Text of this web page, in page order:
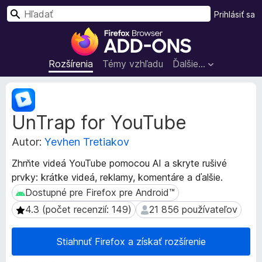
D
o
p
l
y
p
e
p
r
e
h
l
i
a
Rozšírenia Témy vzhľadu Ďalšie…
Prihlásiť sa
H
UnTrap for YouTube
Autor: Yevhen Tretiakov
Zhrňte videá YouTube pomocou AI a skryte rušivé
prvky: krátke videá, reklamy, komentáre a ďalšie.
Dostupné pre Firefox pre Android™
Dostupné pre Firefox pre Android™
4.3 (počet recenzií: 149)
4.3 (počet recenzií: 149) 21 856 používateľov
21 856 používateľov
Stiahnuť Firefox a získať rozšírenie
M
e
t
a
d
t
a
r
o
z
š
r